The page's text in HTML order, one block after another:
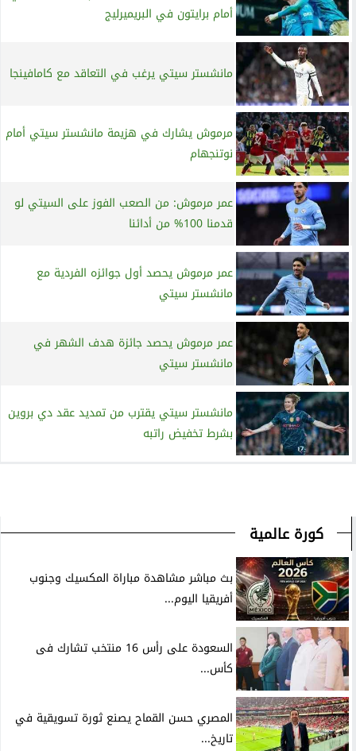
أمام برايتون في البريميرليج
مانشستر سيتي يرغب في التعاقد مع كامافينجا
مرموش يشارك في هزيمة مانشستر سيتي أمام
نوتنجهام
عمر مرموش: من الصعب الفوز على السيتي لو
قدمنا 100% من أدائنا
عمر مرموش يحصد أول جوائزه الفردية مع
مانشستر سيتي
عمر مرموش يحصد جائزة هدف الشهر في
مانشستر سيتي
مانشستر سيتي يقترب من تمديد عقد دي بروين
بشرط تخفيض راتبه
كورة عالمية
بث مباشر مشاهدة مباراة المكسيك وجنوب
أفريقيا اليوم...
السعودة على رأس 16 منتخب تشارك فى
كأس...
المصري حسن القماح يصنع ثورة تسويقية في
تاريخ...